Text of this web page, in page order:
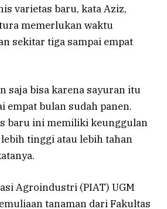
varietas baru, kata Aziz,
memerlukan waktu
sekitar tiga sampai empat
saja bisa karena sayuran itu
empat bulan sudah panen.
baru ini memiliki keunggulan
tinggi atau lebih tahan
Agroindustri (PIAT) UGM
tanaman dari Fakultas